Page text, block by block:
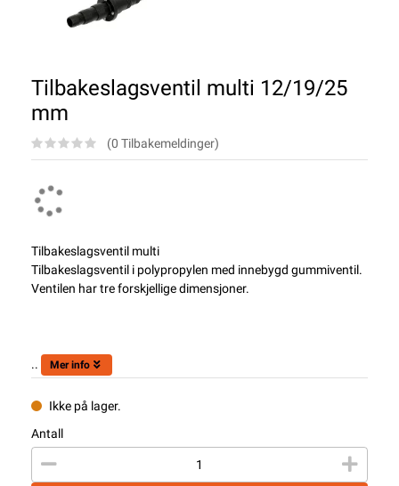
Tilbakeslagsventil multi 12/19/25
mm
(0 Tilbakemeldinger)
Tilbakeslagsventil multi
Tilbakeslagsventil i polypropylen med innebygd gummiventil.
Ventilen har tre forskjellige dimensjoner.
.. Mer info
Ikke på lager.
Antall